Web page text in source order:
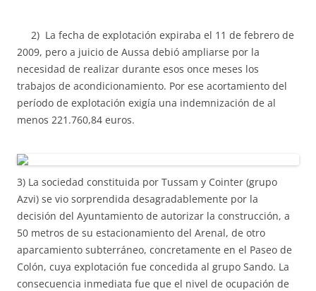
2) La fecha de explotación expiraba el 11 de febrero de
2009, pero a juicio de Aussa debió ampliarse por la
necesidad de realizar durante esos once meses los
trabajos de acondicionamiento. Por ese acortamiento del
período de explotación exigía una indemnización de al
menos 221.760,84 euros.
3) La sociedad constituida por Tussam y Cointer (grupo
Azvi) se vio sorprendida desagradablemente por la
decisión del Ayuntamiento de autorizar la construcción, a
50 metros de su estacionamiento del Arenal, de otro
aparcamiento subterráneo, concretamente en el Paseo de
Colón, cuya explotación fue concedida al grupo Sando. La
consecuencia inmediata fue que el nivel de ocupación de